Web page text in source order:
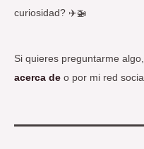
curiosidad? ✈️🚁
Si quieres preguntarme
acerca de o por mi red social